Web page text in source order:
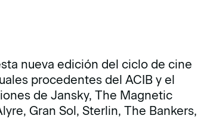
nueva edición del ciclo de cine
procedentes del ACIB y el
de Jansky, The Magnetic
Gran Sol, Sterlin, The Bankers,